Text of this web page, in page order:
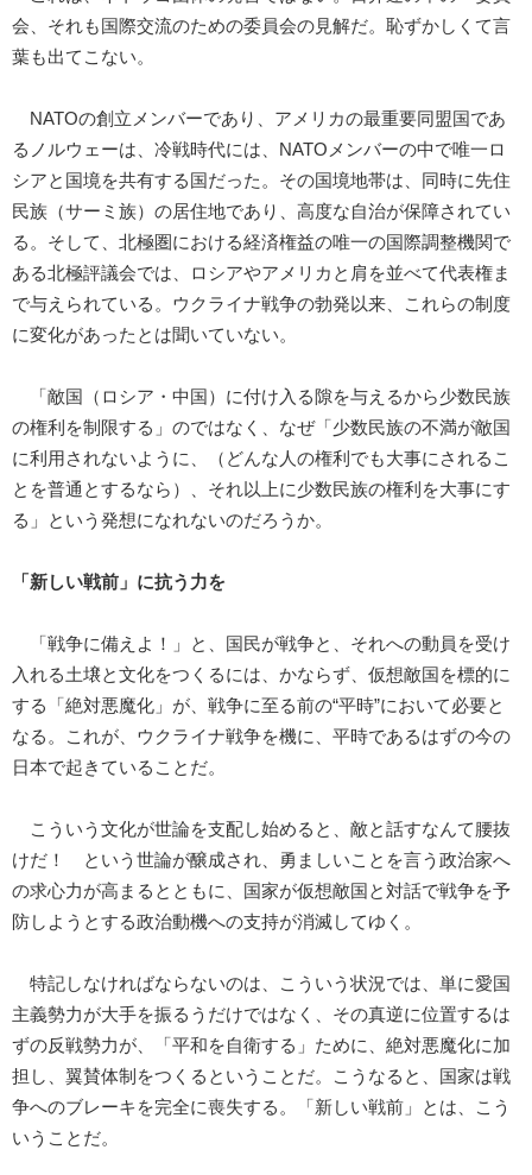
会、それも国際交流のための委員会の見解だ。恥ずかしくて言
葉も出てこない。
NATOの創立メンバーであり、アメリカの最重要同盟国であ
るノルウェーは、冷戦時代には、NATOメンバーの中で唯一ロ
シアと国境を共有する国だった。その国境地帯は、同時に先住
民族（サーミ族）の居住地であり、高度な自治が保障されてい
る。そして、北極圏における経済権益の唯一の国際調整機関で
ある北極評議会では、ロシアやアメリカと肩を並べて代表権ま
で与えられている。ウクライナ戦争の勃発以来、これらの制度
に変化があったとは聞いていない。
「敵国（ロシア・中国）に付け入る隙を与えるから少数民族
の権利を制限する」のではなく、なぜ「少数民族の不満が敵国
に利用されないように、（どんな人の権利でも大事にされるこ
とを普通とするなら）、それ以上に少数民族の権利を大事にす
る」という発想になれないのだろうか。
「新しい戦前」 に抗う力を
「戦争に備えよ！」と、国民が戦争と、それへの動員を受け
入れる土壌と文化をつくるには、かならず、仮想敵国を標的に
する「絶対悪魔化」が、戦争に至る前の“平時”において必要と
なる。これが、ウクライナ戦争を機に、平時であるはずの今の
日本で起きていることだ。
こういう文化が世論を支配し始めると、敵と話すなんて腰抜
けだ！ という世論が醸成され、勇ましいことを言う政治家へ
の求心力が高まるとともに、国家が仮想敵国と対話で戦争を予
防しようとする政治動機への支持が消滅してゆく。
特記しなければならないのは、こういう状況では、単に愛国
主義勢力が大手を振るうだけではなく、その真逆に位置するは
ずの反戦勢力が、「平和を自衛する」ために、絶対悪魔化に加
担し、翼賛体制をつくるということだ。こうなると、国家は戦
争へのブレーキを完全に喪失する。「新しい戦前」とは、こう
いうことだ。